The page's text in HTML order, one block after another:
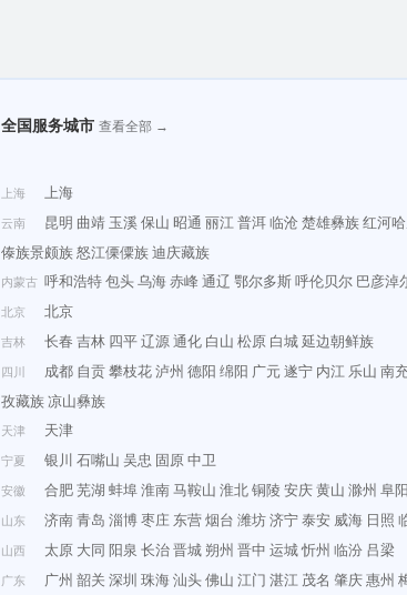
全国服务城市 查看全部 →
上海 上海
云南 昆明 曲靖 玉溪保山 昭通 丽江普洱临沧楚雄彝族红河
傣族景颇族怒江傈僳族迪庆藏族
内蒙古 呼和浩特包头乌海赤峰通辽 鄂尔多斯呼伦贝尔 巴彦淖
北京 北京
吉林 长春 吉林 四平辽源通化 白山 松原 白城延边朝鲜族
四川 成都 自贡攀枝花泸州 德阳 绵阳 广元遂宁 内江 乐山 南
孜藏族凉山彝族
天津 天津
宁夏 银川 石嘴山 吴忠 固原中卫
安徽 合肥芜湖 蚌埠淮南马鞍山 淮北铜陵 安庆黄山 滁州 阜阳
山东 济南青岛 淄博枣庄 东营烟台 潍坊济宁泰安 威海 日照
山西 太原 大同 阳泉 长治晋城朔州 晋中 运城忻州 临汾 吕梁
广东 广州 韶关 深圳 珠海汕头佛山 江门 湛江 茂名 肇庆惠州